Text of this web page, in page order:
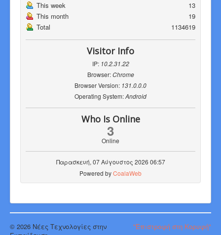
This week
13
This month
19
Total
1134619
Visitor Info
IP: 10.2.31.22
Browser:Chrome
Browser Version: 131.0.0.0
Operating System:Android
Who Is Online
3
Online
Παρασκευή, 07 Αύγουστος 2026 06:57
Powered byCoalaWeb
"Επιστροφή στη Κορυφή"
© 2026 Νέες Τεχνολογίες στην